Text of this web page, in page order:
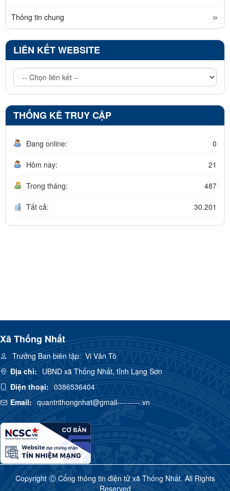
Thông tin chung
LIÊN KẾT WEBSITE
THỐNG KÊ TRUY CẬP
Đang online: 0
Hôm nay: 21
Trong tháng: 487
Tất cả: 30.201
Xã Thống Nhất
Trưởng Ban biên tập:Vi Văn Tô
Địa chỉ: UBND xã Thống Nhất, tỉnh Lạng Sơn
Điện thoại: 0386536404
Email: quantrithongnhat@gmail---------.vn
Copyright Ⓒ Cổng thông tin điện tử xã Thống Nhất. All Rights
Reserved